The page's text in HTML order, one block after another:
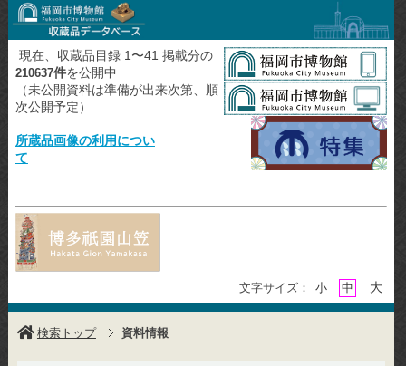
現在、収蔵品目録 1〜41 掲載分の
210637件を公開中
（未公開資料は準備が出来次第、順
次公開予定）
所蔵品画像の利用につい
て
文字サイズ： 小 中 大
検索トップ 資料情報